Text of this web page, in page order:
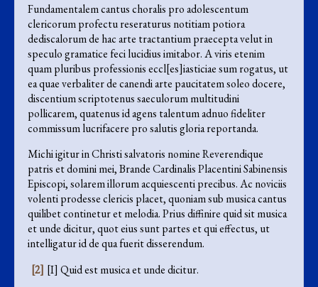
Fundamentalem cantus choralis pro adolescentum
clericorum profectu reseraturus notitiam potiora
dediscalorum de hac arte tractantium praecepta velut in
speculo gramatice feci lucidius imitabor. A viris etenim
quam pluribus professionis eccl[es]iasticiae sum rogatus, ut
ea quae verbaliter de canendi arte paucitatem soleo docere,
discentium scriptotenus saeculorum multitudini
pollicarem, quatenus id agens talentum adnuo fideliter
commissum lucrifacere pro salutis gloria reportanda.
Michi igitur in Christi salvatoris nomine Reverendique
patris et domini mei, Brande Cardinalis Placentini Sabinensis
Episcopi, solarem illorum acquiescenti precibus. Ac noviciis
volenti prodesse clericis placet, quoniam sub musica cantus
quilibet continetur et melodia. Prius diffinire quid sit musica
et unde dicitur, quot eius sunt partes et qui effectus, ut
intelligatur id de qua fuerit disserendum.
[2] [I] Quid est musica et unde dicitur.